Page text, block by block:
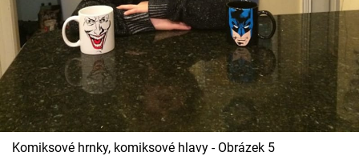
Komiksové hrnky, komiksové hlavy - Obrázek 5